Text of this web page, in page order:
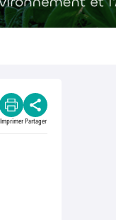
Imprimer Partager